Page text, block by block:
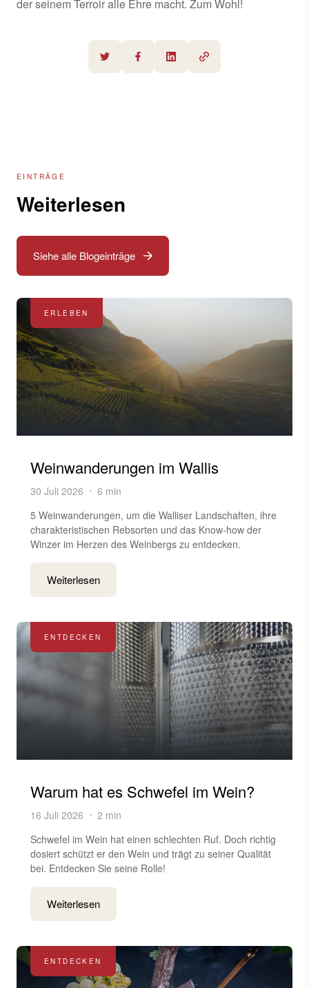
der seinem Terroir alle Ehre macht. Zum Wohl!
EINTRÄGE
Weiterlesen
Siehe alle Blogeinträge
ERLEBEN
Weinwanderungen im Wallis
30 Juli 2026
6 min
5 Weinwanderungen, um die Walliser Landschaften, ihre
charakteristischen Rebsorten und das Know-how der
Winzer im Herzen des Weinbergs zu entdecken.
Weiterlesen
ENTDECKEN
Warum hat es Schwefel im Wein?
16 Juli 2026
2 min
Schwefel im Wein hat einen schlechten Ruf. Doch richtig
dosiert schützt er den Wein und trägt zu seiner Qualität
bei. Entdecken Sie seine Rolle!
Weiterlesen
ENTDECKEN